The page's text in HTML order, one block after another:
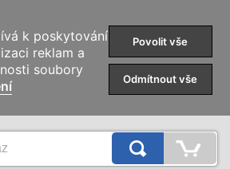
KATEGORIE
k poskytování
reklam a
soubory
Povolit vše
Odmítnout vše